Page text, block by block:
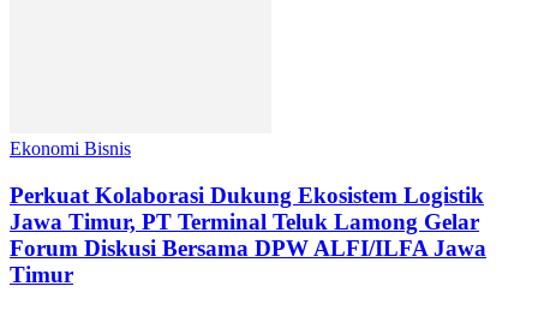
Ekonomi Bisnis
Perkuat Kolaborasi Dukung Ekosistem Logistik
Jawa Timur, PT Terminal Teluk Lamong Gelar
Forum Diskusi Bersama DPW ALFI/ILFA Jawa
Timur